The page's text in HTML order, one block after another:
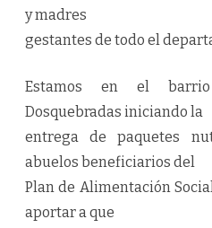
y madres
gestantes de todo el
Estamos en el
Dosquebradas iniciando la
entrega de paquetes
abuelos beneficiarios del
Plan de Alimentación
aportar a que